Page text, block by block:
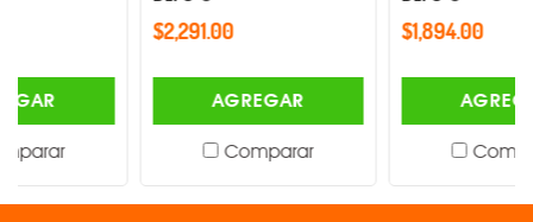
AGREGAR
Comparar
AGREGAR
Comparar